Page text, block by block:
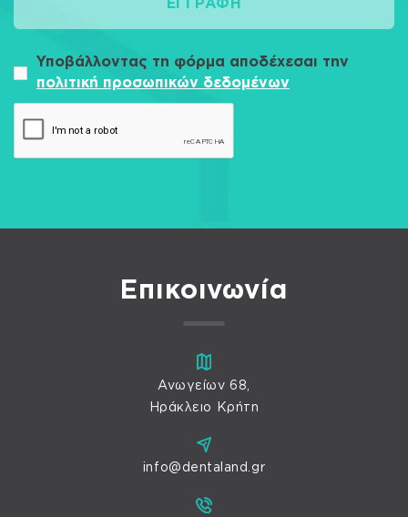
ΕΓΓΡΑΦΉ
Υποβάλλοντας τη φόρμα αποδέχεσαι την
πολιτική προσωπικών δεδομένων
Επικοινωνία
Ανωγείων 68,
Ηράκλειο Κρήτη
info@dentaland.gr